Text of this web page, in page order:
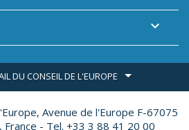

DU CONSEIL DE L'EUROPE
Avenue de l'Europe F-67075
France - Tel. +33 3 88 41 20 00